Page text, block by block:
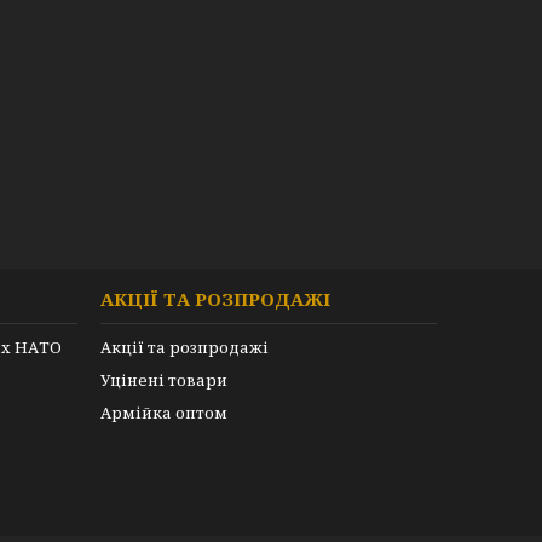
НАТО
АКЦІЇ ТА РОЗПРОДАЖІ
Акції та розпродажі
Уцінені товари
Армійка оптом